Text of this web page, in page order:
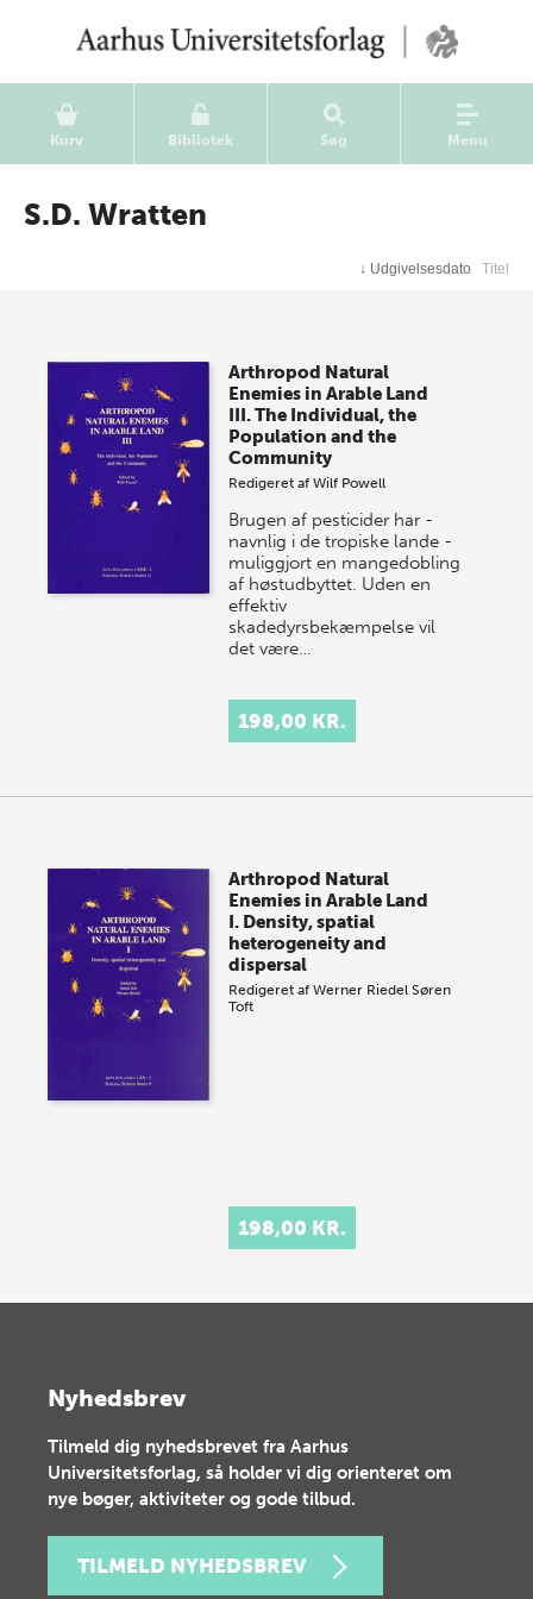
Kurv Bibliotek Søg Menu
S.D. Wratten
↓ Udgivelsesdato Titel
Arthropod Natural
Enemies in Arable Land
III. The Individual, the
Population and the
Community
Redigeret afWilf Powell
Brugen af pesticider har -
navnlig i de tropiske lande -
muliggjort en mangedobling
af høstudbyttet. Uden en
effektiv
skadedyrsbekæmpelse vil
det være…
198,00 KR.
Arthropod Natural
Enemies in Arable Land
I. Density, spatial
heterogeneity and
dispersal
Redigeret afWerner Riedel Søren
Toft
198,00 KR.
Nyhedsbrev
Tilmeld dig nyhedsbrevet fra Aarhus
Universitetsforlag, så holder vi dig orienteret om
nye bøger, aktiviteter og gode tilbud.
TILMELD NYHEDSBREV